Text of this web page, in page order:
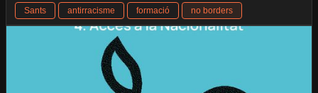
Sants antirracisme formació no borders